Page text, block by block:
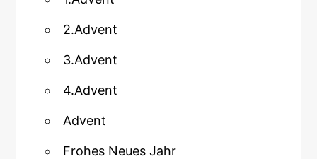
2.Advent
3.Advent
4.Advent
Advent
Frohes Neues Jahr